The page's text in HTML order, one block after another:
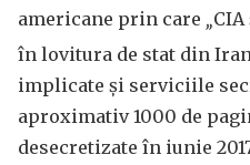
americane prin care „
în lovitura de stat din Iran
implicate și serviciile
aproximativ 1000 de
desecretizate în iunie